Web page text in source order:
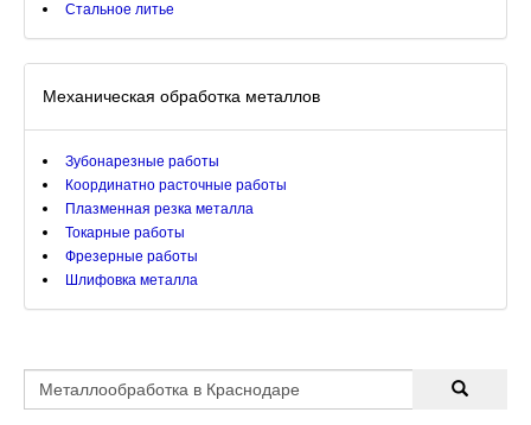
Стальное литье
Механическая обработка металлов
Зубонарезные работы
Координатно расточные работы
Плазменная резка металла
Токарные работы
Фрезерные работы
Шлифовка металла